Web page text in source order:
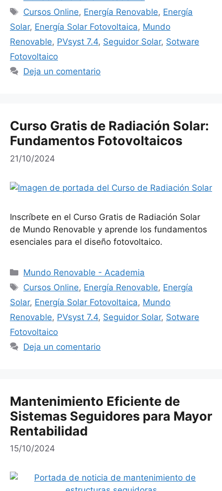
Etiquetas
Cursos Online, Energía Renovable, Energía
Solar, Energía Solar Fotovoltaica, Mundo
Renovable, PVsyst 7.4, Seguidor Solar, Sotware
Fotovoltaico
Deja un comentario
Curso Gratis de Radiación Solar:
Fundamentos Fotovoltaicos
21/10/2024
Inscríbete en el Curso Gratis de Radiación Solar
de Mundo Renovable y aprende los fundamentos
esenciales para el diseño fotovoltaico.
Categorías
Mundo Renovable - Academia
Etiquetas
Cursos Online, Energía Renovable, Energía
Solar, Energía Solar Fotovoltaica, Mundo
Renovable, PVsyst 7.4, Seguidor Solar, Sotware
Fotovoltaico
Deja un comentario
Mantenimiento Eficiente de
Sistemas Seguidores para Mayor
Rentabilidad
15/10/2024